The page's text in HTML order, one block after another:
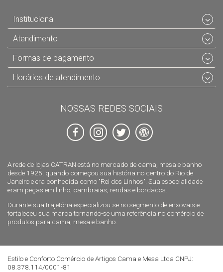
A rede de lojas CATRAN está no mercado de cama, mesa e banho
desde 1925, quando começou sua história no centro do Rio de
Janeiro e era conhecida como "Rei dos Linhos". Sua especialidade
eram peças em linho, cambraias, rendas e bordados.
Durante sua trajetória especializou-se no segmento de enxovais e
fortaleceu sua marca tornando-se uma referência no comércio de
produtos para cama, mesa e banho.
Institucional
Atendimento
Formas de pagamento
Horários de atendimento
NOSSAS REDES SOCIAIS
Estilo e Conforto Comércio de Artigos Cama e Mesa Ltda CNPJ:
08.378.114/0001-81